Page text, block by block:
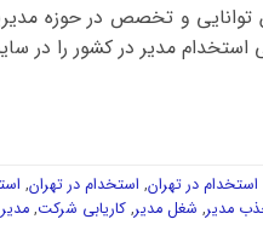
و تخصص در حوزه
مدیر در کشور را در
در تهران, استخدام در تهران,
مدیر, شغل مدیر,کاریابی شرکت,